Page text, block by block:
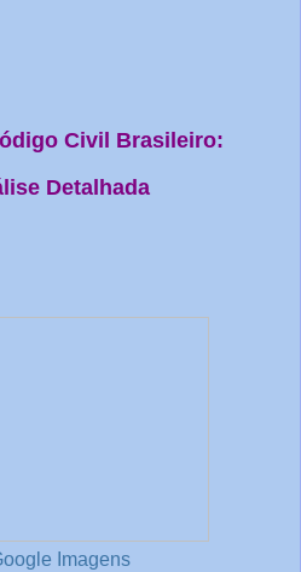
Civil Brasileiro:
Detalhada
Imagens